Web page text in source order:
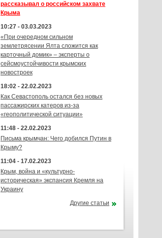
рассказывал о российском захвате
Крыма
10:27 - 03.03.2023
«При очередном сильном
землетрясении Ялта сложится как
карточный домик» – эксперты о
сейсмоустойчивости крымских
новостроек
18:02 - 22.02.2023
Как Севастополь остался без новых
пассажирских катеров из-за
«геополитической ситуации»
11:48 - 22.02.2023
Письма крымчан: Чего добился Путин в
Крыму?
11:04 - 17.02.2023
Крым, война и «культурно-
историческая» экспансия Кремля на
Украину
Другие статьи